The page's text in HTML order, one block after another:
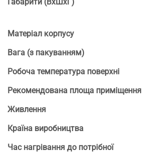
Матеріал корпусу
Вага (з пакуванням)
Робоча температура поверхні
Рекомендована площа приміщення
Живлення
Країна виробництва
Час нагрівання до потрібної